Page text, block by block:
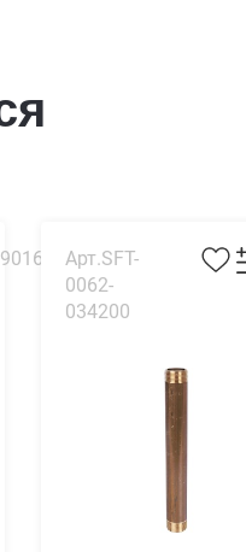
Арт.SFT-
0062-
034200